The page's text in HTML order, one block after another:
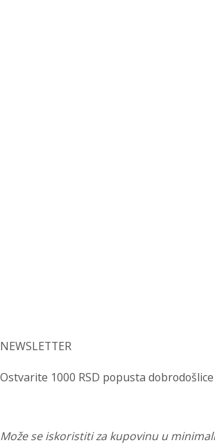
NEWSLETTER
Ostvarite 1000 RSD popusta dobrodošlice
Može se iskoristiti za kupovinu u